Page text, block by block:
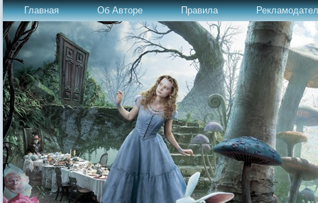
Главная Об Авторе Правила